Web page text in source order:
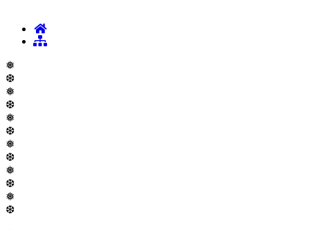
❅
❆
❅
❆
❅
❆
❅
❆
❅
❆
❅
❆